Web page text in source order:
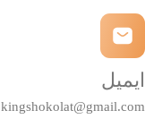
ایمیل
kingshokolat@gmail.com